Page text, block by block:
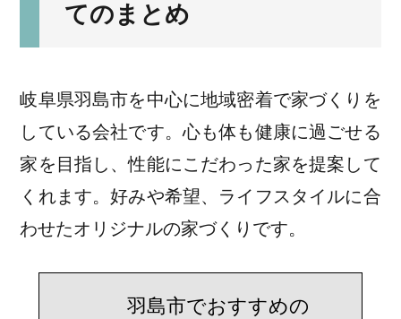
てのまとめ
岐⾩県羽島市を中心に地域密着で家づくりを
している会社です。心も体も健康に過ごせる
家を目指し、性能にこだわった家を提案して
くれます。好みや希望、ライフスタイルに合
わせたオリジナルの家づくりです。
羽島市でおすすめの